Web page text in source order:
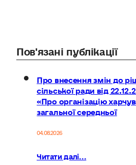
Пов'язані публікації
Про внесення змін до
сільської ради від
«Про організацію
загальної середньої
04.08.2026
Читати далі...